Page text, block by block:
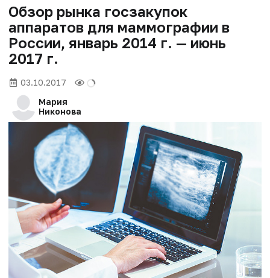
Обзор рынка госзакупок
аппаратов для маммографии в
России, январь 2014 г. — июнь
2017 г.
03.10.2017
Мария
Никонова